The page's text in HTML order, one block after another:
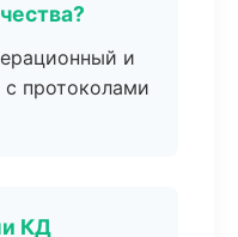
и
протоколами
КД